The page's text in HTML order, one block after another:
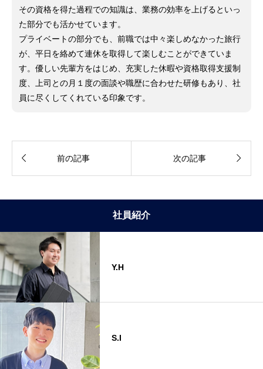
その資格を得た過程での知識は、業務の効率を上げるといっ
た部分でも活かせています。
プライベートの部分でも、前職では中々楽しめなかった旅行
が、平日を絡めて連休を取得して楽しむことができていま
す。優しい先輩方をはじめ、充実した休暇や資格取得支援制
度、上司との月１度の面談や職歴に合わせた研修もあり、社
員に尽くしてくれている印象です。
 前の記事 次の記事 
社員紹介
Y.H
S.I